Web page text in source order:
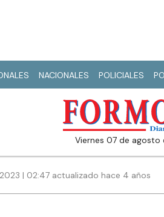
NACIONALES POLICIALES
viernes 07 de
| 02:47 actualizado hace 4 años